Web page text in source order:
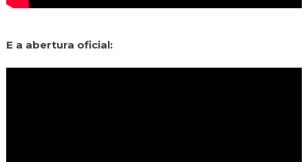
E a abertura oficial: